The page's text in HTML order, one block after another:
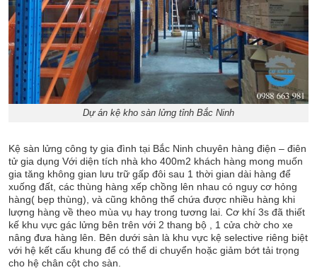
Dự án kệ kho sàn lửng tỉnh Bắc Ninh
Kệ sàn lửng công ty gia đình tại Bắc Ninh chuyên hàng điện – điên
tử gia dụng Với diện tích nhà kho 400m2 khách hàng mong muốn
gia tăng không gian lưu trữ gấp đôi sau 1 thời gian dài hàng để
xuống đất, các thùng hàng xếp chồng lên nhau có nguy cơ hỏng
hàng( bẹp thùng), và cũng không thể chứa được nhiều hàng khi
lượng hàng về theo mùa vụ hay trong tương lai. Cơ khí 3s đã thiết
kế khu vực gác lửng bên trên với 2 thang bộ , 1 cửa chờ cho xe
nâng đưa hàng lên. Bên dưới sàn là khu vực kệ selective riêng biệt
với hệ kết cấu khung để có thể di chuyển hoặc giảm bớt tải trọng
cho hệ chân cột cho sàn.